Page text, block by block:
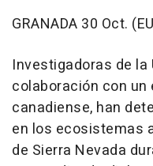
GRANADA 30 Oct.
Investigadoras de la
colaboración con
canadiense, han
en los ecosistemas
de Sierra Nevada